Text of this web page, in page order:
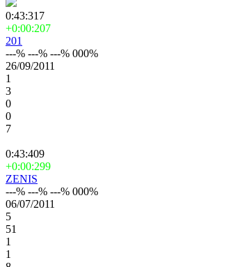
0:43:317
+0:00:207
201
---% ---% ---% 000%
26/09/2011
1
3
0
0
7
0:43:409
+0:00:299
ZENIS
---% ---% ---% 000%
06/07/2011
5
51
1
1